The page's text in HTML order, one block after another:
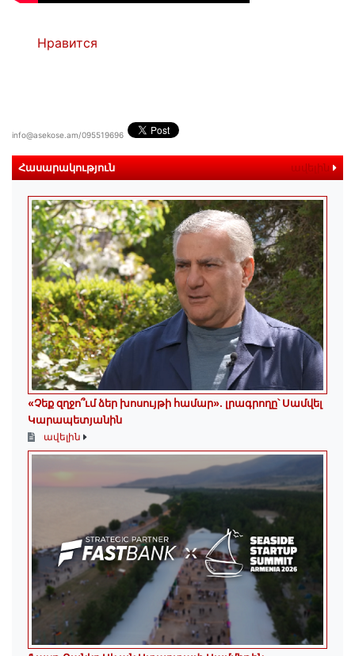
Нравится
info@asekose.am/095519696
Հասարակություն ավելին
«Չեք զղջո՞ւմ ձեր խոսույթի համար»․ լրագրողը՝ Սամվել
Կարապետյանին
ավելին